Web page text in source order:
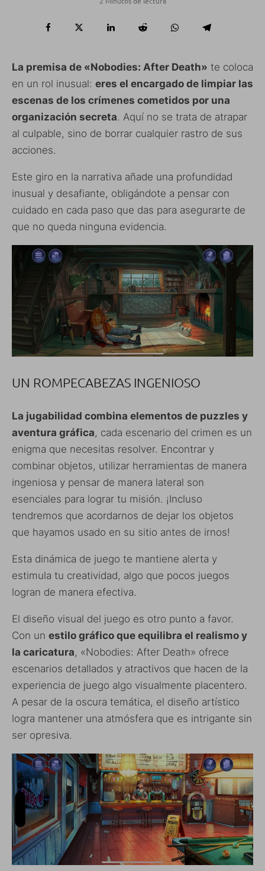
La premisa de «Nobodies: After Death» te coloca
en un rol inusual: eres el encargado de limpiar las
escenas de los crímenes cometidos por una
organización secreta. Aquí no se trata de atrapar
al culpable, sino de borrar cualquier rastro de sus
acciones.
Este giro en la narrativa añade una profundidad
inusual y desafiante, obligándote a pensar con
cuidado en cada paso que das para asegurarte de
que no queda ninguna evidencia.
UN ROMPECABEZAS INGENIOSO
La jugabilidad combina elementos de puzzles y
aventura gráfica, cada escenario del crimen es un
enigma que necesitas resolver. Encontrar y
combinar objetos, utilizar herramientas de manera
ingeniosa y pensar de manera lateral son
esenciales para lograr tu misión. ¡Incluso
tendremos que acordarnos de dejar los objetos
que hayamos usado en su sitio antes de irnos!
Esta dinámica de juego te mantiene alerta y
estimula tu creatividad, algo que pocos juegos
logran de manera efectiva.
El diseño visual del juego es otro punto a favor.
Con un estilo gráfico que equilibra el realismo y
la caricatura, «Nobodies: After Death» ofrece
escenarios detallados y atractivos que hacen de la
experiencia de juego algo visualmente placentero.
A pesar de la oscura temática, el diseño artístico
logra mantener una atmósfera que es intrigante sin
ser opresiva.